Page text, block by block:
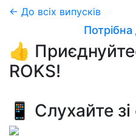
← До всіх випусків
👍
ROKS!
📱 Слухайте